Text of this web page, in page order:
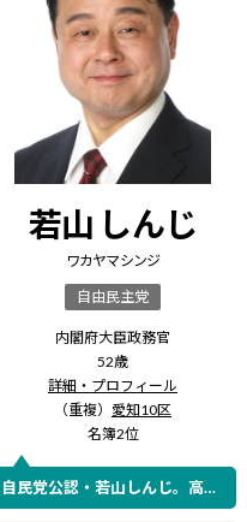
若山 しんじ
ワカヤマ シンジ
自由民主党
内閣府大臣政務官
52歳
詳細・プロフィール
（重複） 愛知10区
名簿2位
自民党公認・若山しんじ。高市
総理と直結し、一宮・岩倉の声